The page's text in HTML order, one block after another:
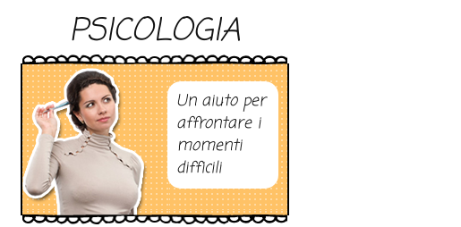
PSICOLOGIA
Un aiuto per
affrontare i
momenti
difficili